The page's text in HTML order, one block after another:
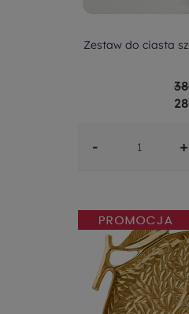
Zestaw do ciasta
- +